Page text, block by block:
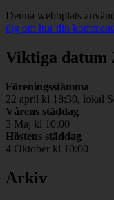
Denna webbplats
dig om hur din
Viktiga datum
Föreningsstämma
22 april kl 18:30, lokal
Vårens städdag
3 Maj kl 10:00
Höstens städdag
4 Oktober kl 10:00
Arkiv